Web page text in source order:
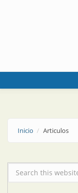
Inicio Articulos
Formulario de